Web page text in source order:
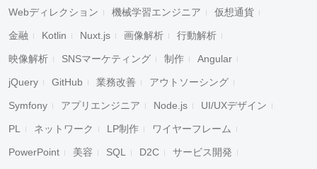
Webディレクション 機械学習エンジニア 仮想通貨
金融 Kotlin Nuxt.js 画像解析 行動解析
映像解析 SNSマーケティング 制作 Angular
jQuery GitHub 業務改善 アウトソーシング
Symfony アプリエンジニア Node.js UI/UXデザイン
PL ネットワーク LP制作 ワイヤーフレーム
PowerPoint 美容 SQL D2C サービス開発